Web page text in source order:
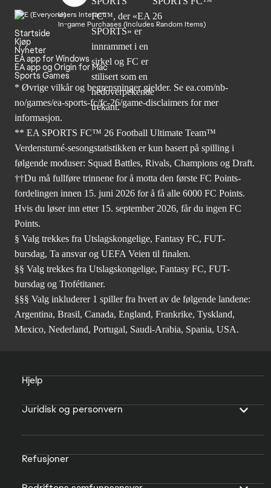
Users Interact
In-game Purchases (Includes Random Items)
Startside
Kjøp
Nyheter
EA app for Windows
EA app og Origin for Mac
Sports Games
* Øvrige vilkår og begrensninger gjelder. Se ea.com/nb-
no/games/ea-sports-fc/fc-26/game-disclaimers for mer
informasjon.
** EA SPORTS FC™ 26 Football Ultimate Team™
Verdensturné-sesongstatistikken er kun basert på spilling i
følgende moduser: Squad Battles, Rivals, Champions og Draft.
††Du må fullføre trinnene for å motta den første FC Points-
fordelingen innen 15. juni 2026 for å få alle 6000 FC Points.
Hvis du løser inn etter 15. september 2026, får du ingen FC
Points.
§ Valg trekkes fra Utslagskongelige, Fantasy FC, FUT-
bursdag, Ta ansvar og UEFA Veien til finalen.
§§ Valg trekkes fra Utslagskongelige, Fantasy FC, FUT-
bursdag og Trofétitaner.
§§§ Valg inkluderer 1 spiller fra hvert av de følgende landene:
Argentina, Brasil, Canada, England, Frankrike, Tyskland,
Mexico, Nederland, Portugal, Saudi-Arabia, Spania, USA.
Hjelp
Juridisk og personvern
Refusjoner